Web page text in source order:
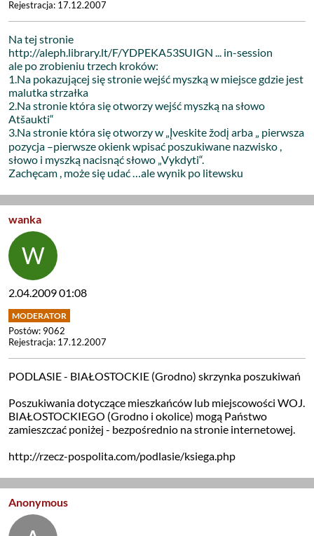
Rejestracja: 17.12.2007
Na tej stronie
http://aleph.library.lt/F/YDPEKA53SUIGN ... in-session
ale po zrobieniu trzech kroków:
1.Na pokazującej się stronie wejść myszką w miejsce gdzie jest
malutka strzałka
2.Na stronie która się otworzy wejść myszką na słowo
Atšaukti“
3.Na stronie która się otworzy w „Įveskite žodį arba „ pierwsza
pozycja –pierwsze okienk wpisać poszukiwane nazwisko ,
słowo i myszką nacisnąć słowo „Vykdyti“.
Zachęcam , może się udać …ale wynik po litewsku
wanka
2.04.2009 01:08
Postów: 9062
Rejestracja: 17.12.2007
PODLASIE - BIAŁOSTOCKIE (Grodno) skrzynka poszukiwań
Poszukiwania dotyczące mieszkańców lub miejscowości WOJ.
BIAŁOSTOCKIEGO (Grodno i okolice) mogą Państwo
zamieszczać poniżej - bezpośrednio na stronie internetowej.
http://rzecz-pospolita.com/podlasie/ksiega.php
Anonymous